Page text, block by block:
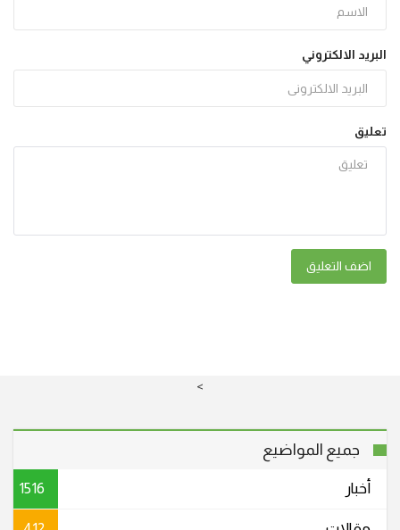
البريد الالكتروني
تعليق
اضف التعليق
>
جميع المواضيع
أخبار 1516